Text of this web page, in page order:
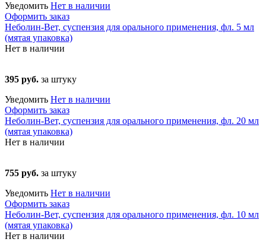
Уведомить Нет в наличии
Оформить заказ
Неболин-Вет, суспензия для орального применения, фл. 5 мл
(мятая упаковка)
Нет в наличии
395 руб. за штуку
Уведомить Нет в наличии
Оформить заказ
Неболин-Вет, суспензия для орального применения, фл. 20 мл
(мятая упаковка)
Нет в наличии
755 руб. за штуку
Уведомить Нет в наличии
Оформить заказ
Неболин-Вет, суспензия для орального применения, фл. 10 мл
(мятая упаковка)
Нет в наличии